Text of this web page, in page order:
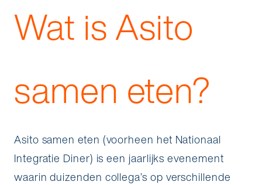
Wat is Asito
samen eten?
Asito samen eten (voorheen het Nationaal
Integratie Diner) is een jaarlijks evenement
waarin duizenden collega’s op verschillende